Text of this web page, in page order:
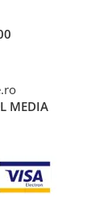
MEDIA